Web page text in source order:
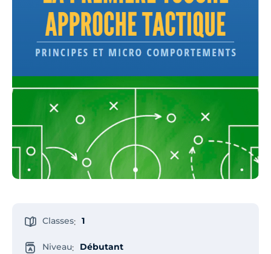
Classes: 1
Niveau: Débutant